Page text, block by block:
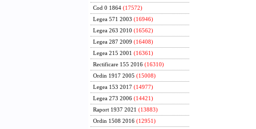
Cod 0 1864 (17572)
Legea 571 2003 (16946)
Legea 263 2010 (16562)
Legea 287 2009 (16408)
Legea 215 2001 (16361)
Rectificare 155 2016 (16310)
Ordin 1917 2005 (15008)
Legea 153 2017 (14977)
Legea 273 2006 (14421)
Raport 1937 2021 (13883)
Ordin 1508 2016 (12951)